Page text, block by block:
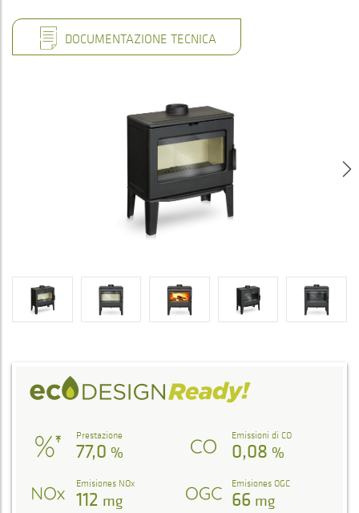
DOCUMENTAZIONE TECNICA
Prestazione
77,0 %
Emissioni di CO
0,08 %
Emisiones NOx
112 mg
Emisiones OGC
66 mg